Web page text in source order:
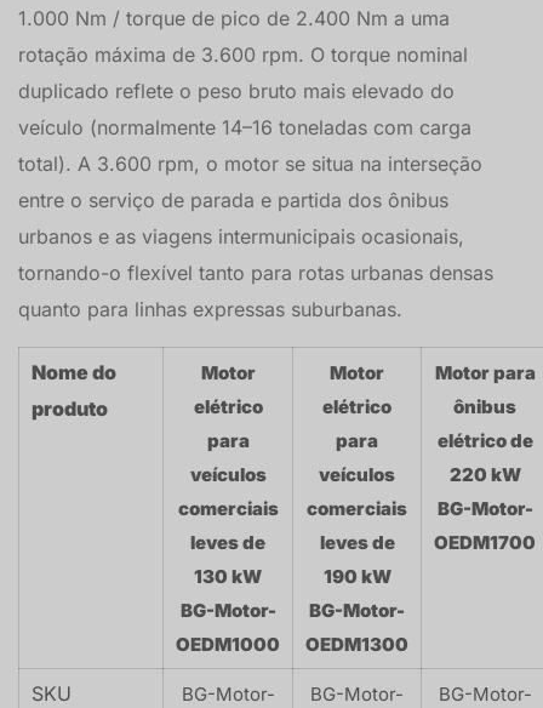
1.000 Nm / torque de pico de 2.400 Nm a uma
rotação máxima de 3.600 rpm. O torque nominal
duplicado reflete o peso bruto mais elevado do
veículo (normalmente 14–16 toneladas com carga
total). A 3.600 rpm, o motor se situa na interseção
entre o serviço de parada e partida dos ônibus
urbanos e as viagens intermunicipais ocasionais,
tornando-o flexível tanto para rotas urbanas densas
quanto para linhas expressas suburbanas.
Nome do
produto
Motor
elétrico
para
veículos
comerciais
leves de
130 kW
BG-Motor-
OEDM1000
Motor
elétrico
para
veículos
comerciais
leves de
190 kW
BG-Motor-
OEDM1300
Motor para
ônibus
elétrico de
220 kW
BG-Motor-
OEDM1700
SKU
BG-Motor-
BG-Motor-
BG-Motor-